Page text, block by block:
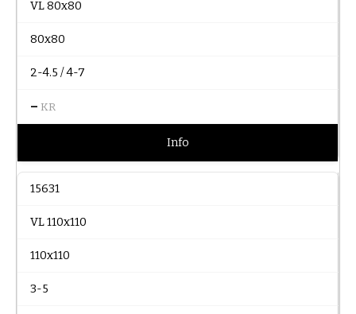
VL 80x80
80x80
2-4.5 / 4-7
– KR
Info
15631
VL 110x110
110x110
3-5